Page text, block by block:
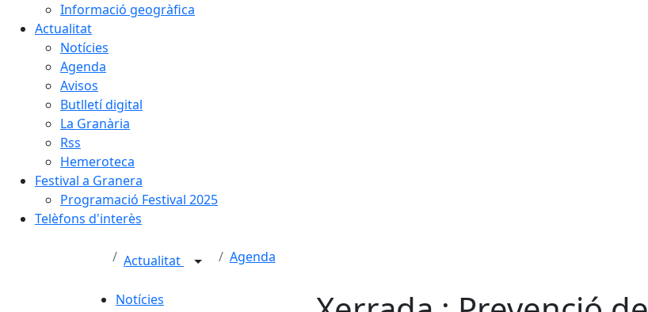
Informació geogràfica
Actualitat
Notícies
Agenda
Avisos
Butlletí digital
La Granària
Rss
Hemeroteca
Festival a Granera
Programació Festival 2025
Telèfons d'interès
Actualitat Agenda
Notícies